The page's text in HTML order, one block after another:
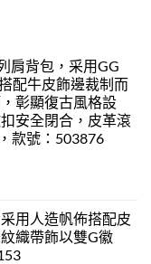
肩背包，采用GG
配牛皮飾邊裁制而
彰顯復古風格設
安全閉合，皮革滾
款號：503876
用人造帆佈搭配皮
織帶飾以雙G徽